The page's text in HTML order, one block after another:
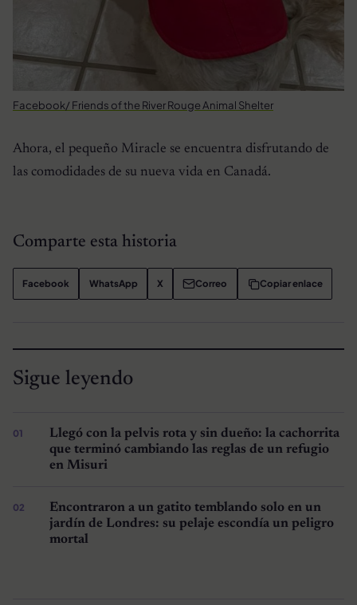
Facebook/ Friends of the River Rouge Animal Shelter
Ahora, el pequeño Miracle se encuentra disfrutando de
las comodidades de su nueva vida en Canadá.
Comparte esta historia
Facebook WhatsApp X Correo Copiar enlace
Sigue leyendo
Llegó con la pelvis rota y sin dueño: la cachorrita
que terminó cambiando las reglas de un refugio
en Misuri
Encontraron a un gatito temblando solo en un
jardín de Londres: su pelaje escondía un peligro
mortal